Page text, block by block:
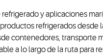
y aplicaciones
refrigerados desde
contenedores, transporte
a lo largo de la ruta para